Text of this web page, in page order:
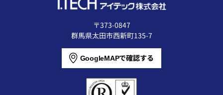
〒373-0847
群馬県太田市西新町135-7
GoogleMAPで確認する